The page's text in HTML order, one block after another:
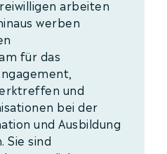
arbeiten
werben
für das
und
bei der
und Ausbildung
Sie sind